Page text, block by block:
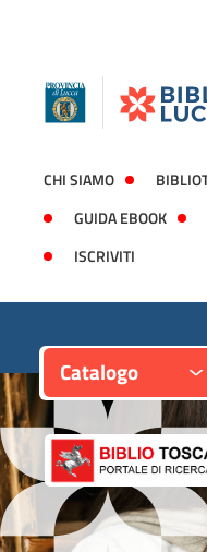
CHI SIAMO
GUIDA EBOOK
ISCRIVITI
Catalogo